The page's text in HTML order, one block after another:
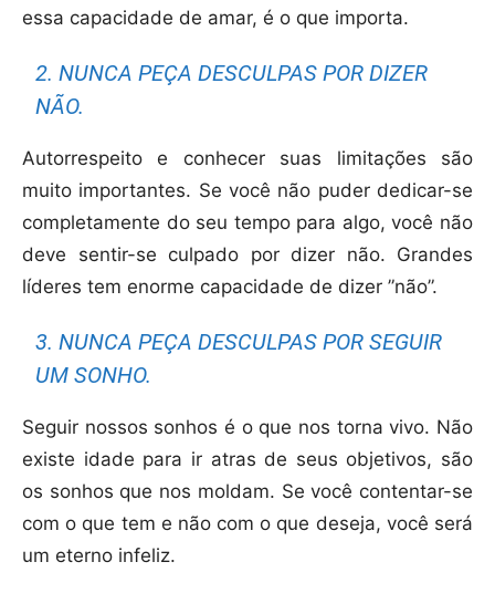
essa capacidade de amar, é o que importa.
2. NUNCA PEÇA DESCULPAS POR DIZER
NÃO.
Autorrespeito e conhecer suas limitações são
muito importantes. Se você não puder dedicar-se
completamente do seu tempo para algo, você não
deve sentir-se culpado por dizer não. Grandes
líderes tem enorme capacidade de dizer ”não”.
3. NUNCA PEÇA DESCULPAS POR SEGUIR
UM SONHO.
Seguir nossos sonhos é o que nos torna vivo. Não
existe idade para ir atras de seus objetivos, são
os sonhos que nos moldam. Se você contentar-se
com o que tem e não com o que deseja, você será
um eterno infeliz.